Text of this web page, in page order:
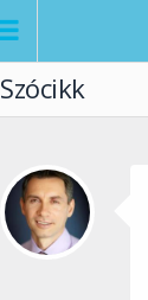
Szócikk